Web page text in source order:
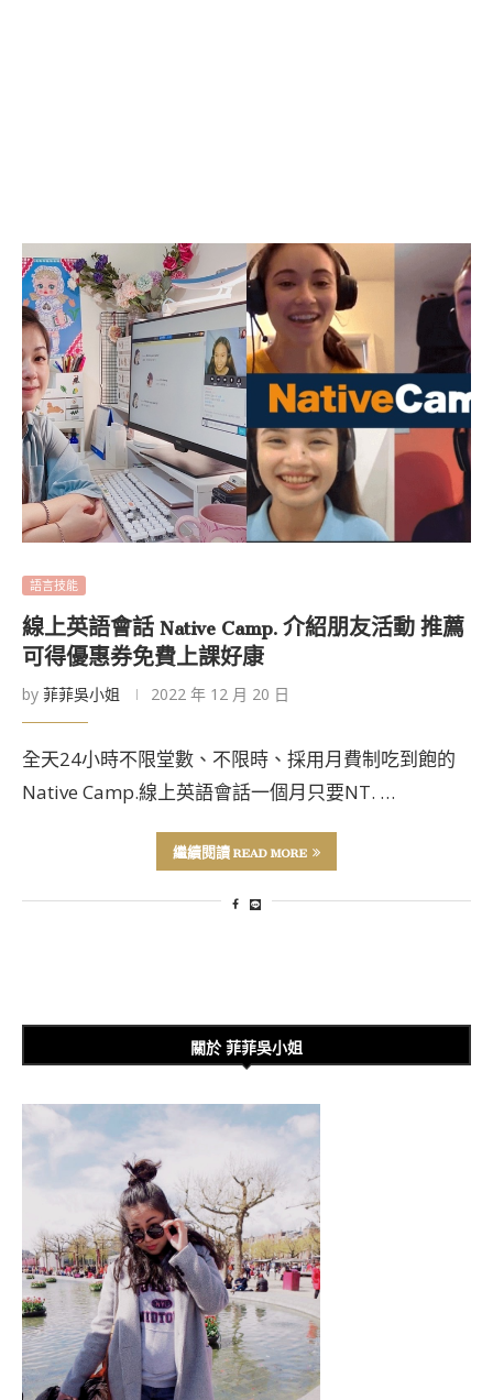
語言技能
線上英語會話 Native Camp. 介紹朋友活動 推薦
可得優惠券免費上課好康
by 菲菲吳小姐 2022 年 12 月 20 日
全天24小時不限堂數、不限時、採用月費制吃到飽的
Native Camp.線上英語會話一個月只要NT. …
繼續閱讀 READ MORE
關於 菲菲吳小姐